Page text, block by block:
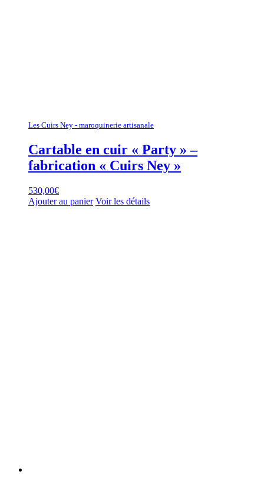
Les Cuirs Ney - maroquinerie artisanale
Cartable en cuir « Party » –
fabrication « Cuirs Ney »
530,00€
Ajouter au panier Voir les détails